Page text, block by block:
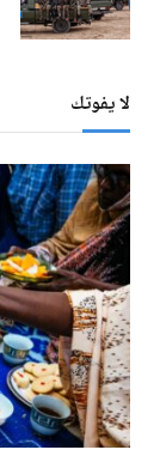
لا يفوتك